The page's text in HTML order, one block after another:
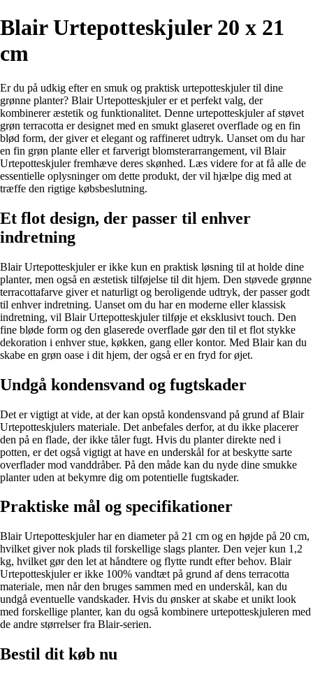
Blair Urtepotteskjuler 20 x 21
cm
Er du på udkig efter en smuk og praktisk urtepotteskjuler til dine
grønne planter? Blair Urtepotteskjuler er et perfekt valg, der
kombinerer æstetik og funktionalitet. Denne urtepotteskjuler af støvet
grøn terracotta er designet med en smukt glaseret overflade og en fin
blød form, der giver et elegant og raffineret udtryk. Uanset om du har
en fin grøn plante eller et farverigt blomsterarrangement, vil Blair
Urtepotteskjuler fremhæve deres skønhed. Læs videre for at få alle de
essentielle oplysninger om dette produkt, der vil hjælpe dig med at
træffe den rigtige købsbeslutning.
Et flot design, der passer til enhver
indretning
Blair Urtepotteskjuler er ikke kun en praktisk løsning til at holde dine
planter, men også en æstetisk tilføjelse til dit hjem. Den støvede grønne
terracottafarve giver et naturligt og beroligende udtryk, der passer godt
til enhver indretning. Uanset om du har en moderne eller klassisk
indretning, vil Blair Urtepotteskjuler tilføje et eksklusivt touch. Den
fine bløde form og den glaserede overflade gør den til et flot stykke
dekoration i enhver stue, køkken, gang eller kontor. Med Blair kan du
skabe en grøn oase i dit hjem, der også er en fryd for øjet.
Undgå kondensvand og fugtskader
Det er vigtigt at vide, at der kan opstå kondensvand på grund af Blair
Urtepotteskjulers materiale. Det anbefales derfor, at du ikke placerer
den på en flade, der ikke tåler fugt. Hvis du planter direkte ned i
potten, er det også vigtigt at have en underskål for at beskytte sarte
overflader mod vanddråber. På den måde kan du nyde dine smukke
planter uden at bekymre dig om potentielle fugtskader.
Praktiske mål og specifikationer
Blair Urtepotteskjuler har en diameter på 21 cm og en højde på 20 cm,
hvilket giver nok plads til forskellige slags planter. Den vejer kun 1,2
kg, hvilket gør den let at håndtere og flytte rundt efter behov. Blair
Urtepotteskjuler er ikke 100% vandtæt på grund af dens terracotta
materiale, men når den bruges sammen med en underskål, kan du
undgå eventuelle vandskader. Hvis du ønsker at skabe et unikt look
med forskellige planter, kan du også kombinere urtepotteskjuleren med
de andre størrelser fra Blair-serien.
Bestil dit køb nu